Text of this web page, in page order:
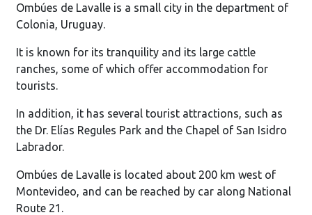
Ombúes de Lavalle is a small city in the department of
Colonia, Uruguay.
It is known for its tranquility and its large cattle
ranches, some of which offer accommodation for
tourists.
In addition, it has several tourist attractions, such as
the Dr. Elías Regules Park and the Chapel of San Isidro
Labrador.
Ombúes de Lavalle is located about 200 km west of
Montevideo, and can be reached by car along National
Route 21.